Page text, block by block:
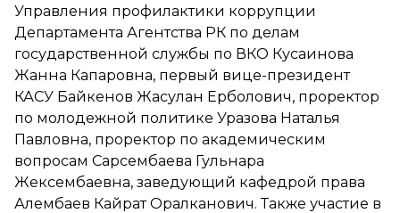
Управления профилактики коррупции
Департамента Агентства РК по делам
государственной службы по ВКО Кусаинова
Жанна Капаровна, первый вице-президент
КАСУ Байкенов Жасулан Ерболович, проректор
по молодежной политике Уразова Наталья
Павловна, проректор по академическим
вопросам Сарсембаева Гульнара
Жексембаевна, заведующий кафедрой права
Алембаев Кайрат Оралканович. Также участие в